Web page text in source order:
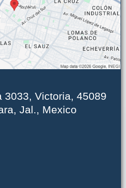
3033, Victoria, 45089
Jal., Mexico